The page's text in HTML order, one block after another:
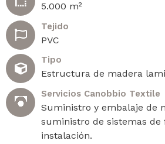
5.000 m²
Tejido
PVC
Tipo
Estructura de madera
Servicios Canobbio Textile
Suministro y embalaje de
suministro de sistemas de
instalación.